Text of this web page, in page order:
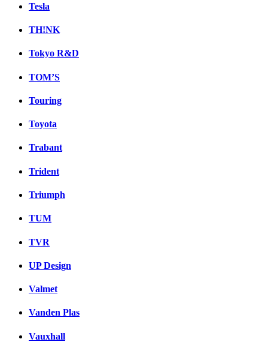
Tesla
TH!NK
Tokyo R&D
TOM’S
Touring
Toyota
Trabant
Trident
Triumph
TUM
TVR
UP Design
Valmet
Vanden Plas
Vauxhall